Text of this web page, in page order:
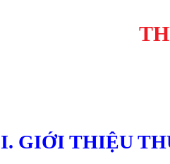
I. GIỚI THIỆU